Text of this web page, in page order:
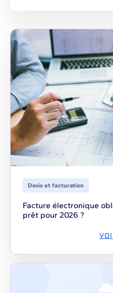
Devis et facturation
Facture électronique
prêt pour 2026 ?